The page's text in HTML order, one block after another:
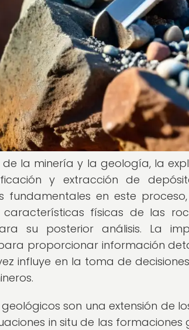
de la minería y la geología, la
y extracción de
fundamentales en este
características físicas de las
su posterior análisis. La
proporcionar información
influye en la toma de
son una extensión de
in situ de las